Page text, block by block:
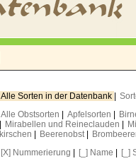
Alle Sorten in der Datenbank
Alle Obstsorten
Apfelsorten
Mirabellen und Reineclauden
kirschen
Beerenobst
[X] Nummerierung
[_] Name [_]